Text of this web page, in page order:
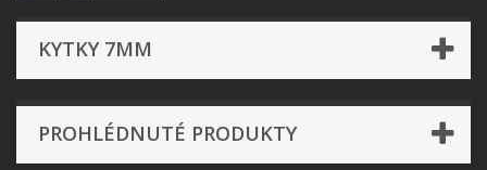
KYTKY 7MM
PROHLÉDNUTÉ PRODUKTY